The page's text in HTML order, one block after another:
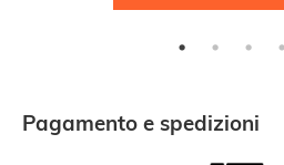
Pagamento e spedizioni